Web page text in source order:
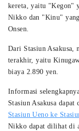
kereta, yaitu "Kegon"
Nikko dan "Kinu"
Onsen.
Dari Stasiun
terakhir, yaitu
biaya 2.890 yen.
Informasi
Stasiun Asakusa
Stasiun Ueno ke
Nikko dapat dilihat di